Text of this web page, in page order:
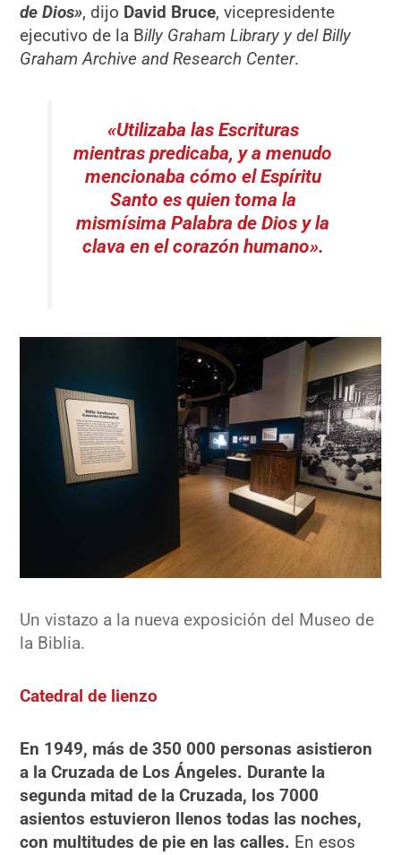
de Dios», dijo David Bruce, vicepresidente
ejecutivo de la Billy Graham Library y del Billy
Graham Archive and Research Center.
«Utilizaba las Escrituras
mientras predicaba, y a menudo
mencionaba cómo el Espíritu
Santo es quien toma la
mismísima Palabra de Dios y la
clava en el corazón humano».
Un vistazo a la nueva exposición del Museo de
la Biblia.
Catedral de lienzo
En 1949, más de 350 000 personas asistieron
a la Cruzada de Los Ángeles. Durante la
segunda mitad de la Cruzada, los 7000
asientos estuvieron llenos todas las noches,
con multitudes de pie en las calles. En esos